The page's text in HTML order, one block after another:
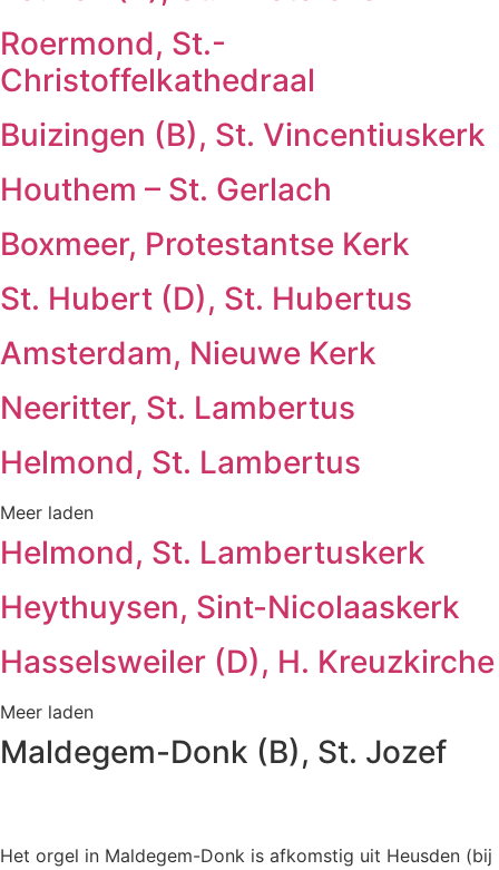
Roermond, St.-
Christoffelkathedraal
Buizingen (B), St. Vincentiuskerk
Houthem – St. Gerlach
Boxmeer, Protestantse Kerk
St. Hubert (D), St. Hubertus
Amsterdam, Nieuwe Kerk
Neeritter, St. Lambertus
Helmond, St. Lambertus
Meer laden
Helmond, St. Lambertuskerk
Heythuysen, Sint-Nicolaaskerk
Hasselsweiler (D), H. Kreuzkirche
Meer laden
Maldegem-Donk (B), St. Jozef
Het orgel in Maldegem-Donk is afkomstig uit Heusden (bij